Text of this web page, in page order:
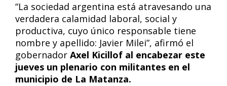
“La sociedad argentina está atravesando una
verdadera calamidad laboral, social y
productiva, cuyo único responsable tiene
nombre y apellido: Javier Milei”, afirmó el
gobernador Axel Kicillof al encabezar este
jueves un plenario con militantes en el
municipio de La Matanza.